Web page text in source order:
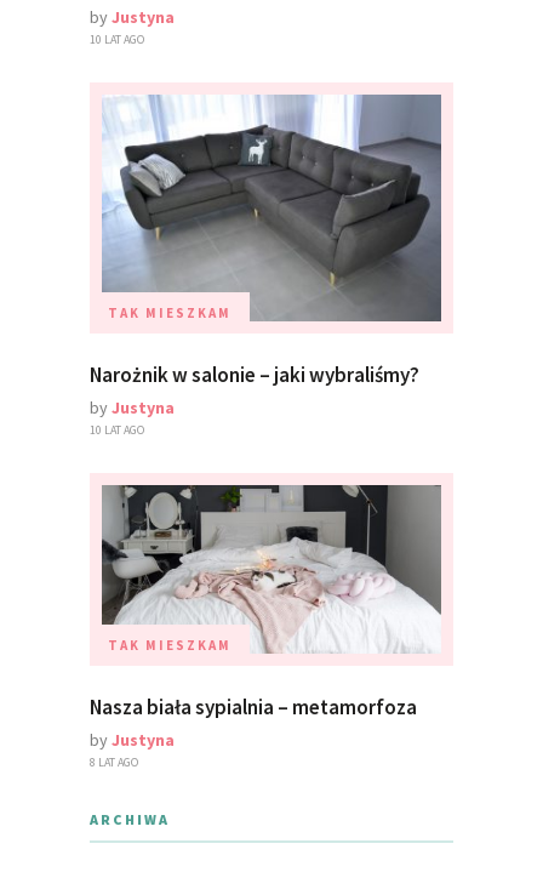
byJustyna
10 LAT AGO
TAK MIESZKAM
Narożnik w salonie – jaki wybraliśmy?
byJustyna
10 LAT AGO
TAK MIESZKAM
Nasza biała sypialnia – metamorfoza
byJustyna
8 LAT AGO
ARCHIWA